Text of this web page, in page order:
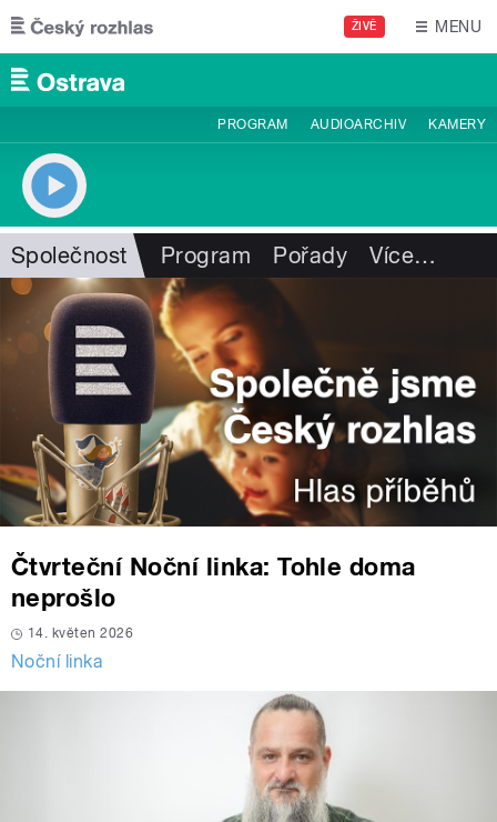
Přejít k hlavnímu obsahu
ŽIVĚ MENU
PROGRAM AUDIOARCHIV KAMERY
Společnost Program Pořady Více…
Čtvrteční Noční linka: Tohle doma
neprošlo
14. květen 2026
Noční linka